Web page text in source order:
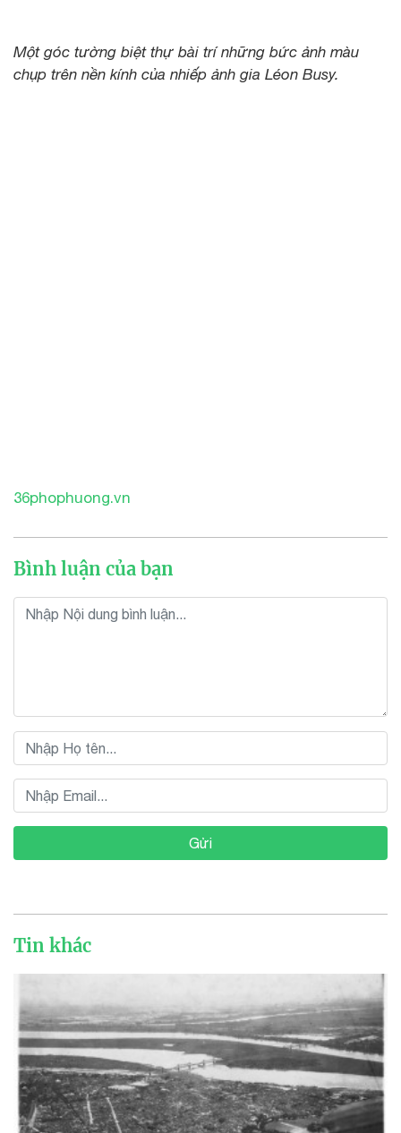
Một góc tường biệt thự bài trí những bức ảnh màu
chụp trên nền kính của nhiếp ảnh gia Léon Busy.
36phophuong.vn
Bình luận của bạn
Gửi
Tin khác